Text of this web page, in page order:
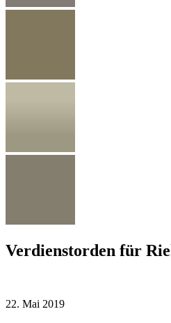
Verdienstorden für
22. Mai 2019